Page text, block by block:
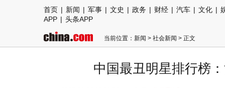
首页 | 新闻 | 军事 | 文史 | 政务 | 财经 | 汽车 | 文化 |
APP | 头条APP
当前位置： 新闻 > 社会新闻 > 正文
中国最丑明星排行榜